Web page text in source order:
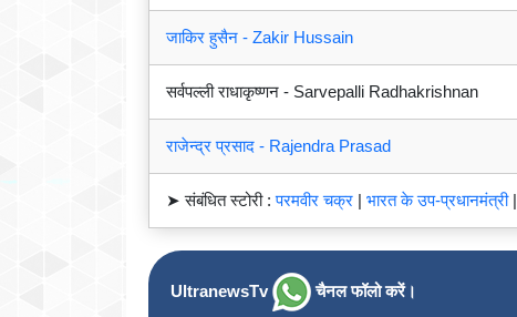
जाकिर हुसैन - Zakir Hussain
सर्वपल्ली राधाकृष्णन - Sarvepalli Radhakrishnan
राजेन्द्र प्रसाद - Rajendra Prasad
➤ संबंधित स्टोरी :परमवीर चक्र | भारत के उप-प्रधानमंत्री|
UltranewsTv चैनल फॉलो करें।